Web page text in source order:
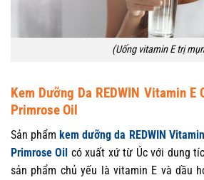
(Uống vitamin E trị
Kem Dưỡng Da REDWIN Vitamin E
Primrose Oil
Sản phẩmkem dưỡng da REDWIN
Primrose Oil có xuất xứ từ Úc với dung
sản phẩm chủ yếu là vitamin E và dầu